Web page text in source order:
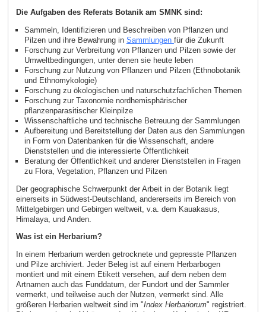
Die Aufgaben des Referats Botanik am SMNK sind:
Sammeln, Identifizieren und Beschreiben von Pflanzen und
Pilzen und ihre Bewahrung in Sammlungen für die Zukunft
Forschung zur Verbreitung von Pflanzen und Pilzen sowie der
Umweltbedingungen, unter denen sie heute leben
Forschung zur Nutzung von Pflanzen und Pilzen (Ethnobotanik
und Ethnomykologie)
Forschung zu ökologischen und naturschutzfachlichen Themen
Forschung zur Taxonomie nordhemisphärischer
pflanzenparasitischer Kleinpilze
Wissenschaftliche und technische Betreuung der Sammlungen
Aufbereitung und Bereitstellung der Daten aus den Sammlungen
in Form von Datenbanken für die Wissenschaft, andere
Dienststellen und die interessierte Öffentlichkeit
Beratung der Öffentlichkeit und anderer Dienststellen in Fragen
zu Flora, Vegetation, Pflanzen und Pilzen
Der geographische Schwerpunkt der Arbeit in der Botanik liegt
einerseits in Südwest-Deutschland, andererseits im Bereich von
Mittelgebirgen und Gebirgen weltweit, v.a. dem Kauakasus,
Himalaya, und Anden.
Was ist ein Herbarium?
In einem Herbarium werden getrocknete und gepresste Pflanzen
und Pilze archiviert. Jeder Beleg ist auf einem Herbarbogen
montiert und mit einem Etikett versehen, auf dem neben dem
Artnamen auch das Funddatum, der Fundort und der Sammler
vermerkt, und teilweise auch der Nutzen, vermerkt sind. Alle
größeren Herbarien weltweit sind im "Index Herbariorum" registriert.